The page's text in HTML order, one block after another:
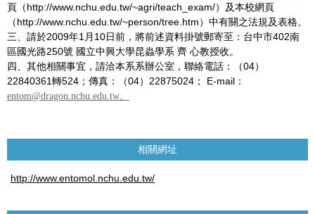
頁（http://www.nchu.edu.tw/~agri/teach_exam/）及本校網頁
（http://www.nchu.edu.tw/~person/tree.htm）中有關之法規及表格。
三、請於2009年1月10日前，將前述資料掛號郵寄至：台中市402南
區國光路250號 國立中興大學昆蟲學系 齊 心教授收。
四、其他相關事宜，請洽本系系辦公室，聯絡電話：（04）
22840361轉524；傳真：（04）22875024； E-mail：
entom@dragon.nchu.edu.tw。
相關網址
http://www.entomol.nchu.edu.tw/